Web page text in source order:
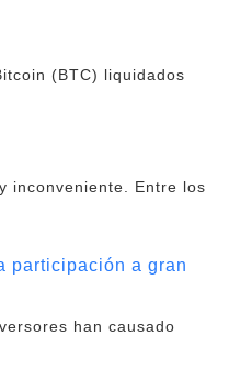
(BTC) liquidados
inconveniente. Entre los
participación a gran
han causado